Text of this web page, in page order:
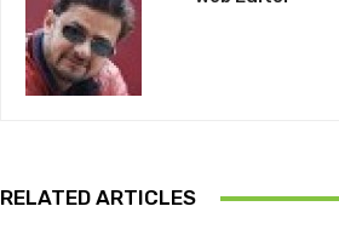
RELATED ARTICLES